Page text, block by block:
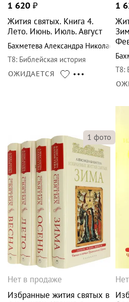
1 620 ₽
Жития святых. Книга 4.
Лето. Июнь. Июль. Август
Бахметева Александра Николаевна
Т8: Библейская история
ОЖИДАЕТСЯ
1
Т8:
1 фото
Нет в продаже
Избранные жития святых в